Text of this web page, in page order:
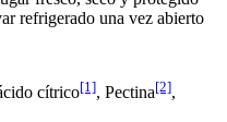
refrigerado una vez abierto
cítrico[1], Pectina[2],